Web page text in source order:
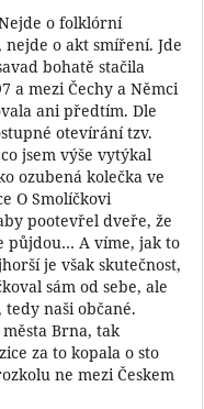
o folklórní
o akt smíření. Jde
bohatě stačila
a mezi Čechy a Němci
ani předtím. Dle
otevírání tzv.
jsem výše vytýkal
ozubená kolečka ve
O Smolíčkovi
pootevřel dveře, že
půjdou… A víme, jak to
je však skutečnost,
sám od sebe, ale
naši občané.
Brna, tak
za to kopala o sto
ne mezi Českem